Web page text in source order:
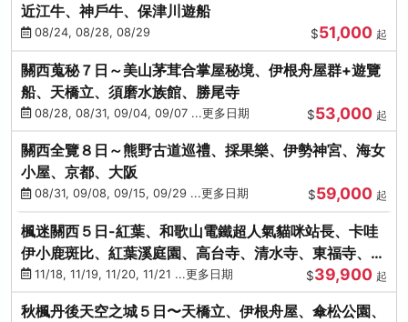
近江牛、神戶牛、保津川遊船
08/24, 08/28, 08/29 $51,000 起
關西蒐秘７日～美山茅茸合掌屋秘境、伊根舟屋群+遊覽
船、天橋立、須磨水族館、勝尾寺
08/28, 08/31, 09/04, 09/07 ...更多日期 $53,000 起
關西全覽８日～熊野古道巡禮、採果樂、伊勢神宮、海女
小屋、京都、大阪
08/31, 09/08, 09/15, 09/29 ...更多日期 $59,000 起
楓迷關西５日-紅葉、和歌山電鐵超人氣貓咪站長、卡哇
伊小鹿斑比、紅葉溪庭園、高台寺、清水寺、東福寺、伊
勢龍蝦+和牛
11/18, 11/19, 11/20, 11/21 ...更多日期 $39,900 起
秋楓丹後天空之城５日〜天橋立、伊根舟屋、傘松公園、